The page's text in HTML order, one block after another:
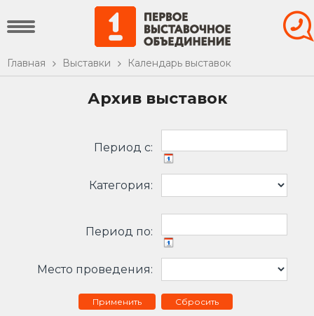
Главная Выставки Календарь выставок
Архив выставок
Период c:
Категория:
Период по:
Место проведения:
Сбросить